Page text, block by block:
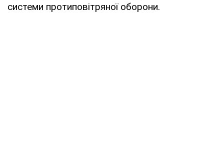
системи протиповітряної оборони.